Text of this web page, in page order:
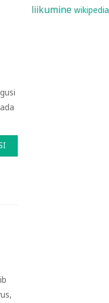
liikumine wikipedia